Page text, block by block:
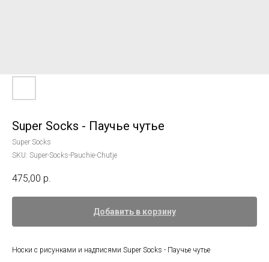
Super Socks - Паучье чутье
Super Socks
SKU: Super-Socks-Pauchie-Chutje
475,00 р.
Добавить в корзину
Носки с рисунками и надписями Super Socks - Паучье чутье